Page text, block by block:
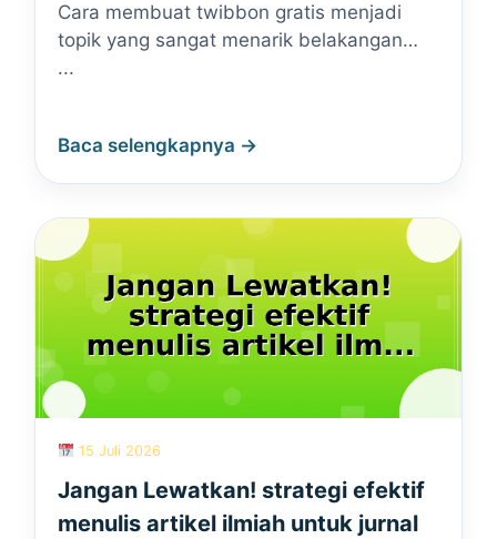
Cara membuat twibbon gratis menjadi
topik yang sangat menarik belakangan…
...
Baca selengkapnya →
15 Juli 2026
Jangan Lewatkan! strategi efektif
menulis artikel ilmiah untuk jurnal